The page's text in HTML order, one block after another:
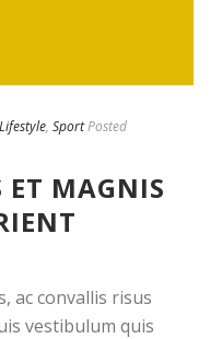
Lifestyle, SportPosted
ET MAGNIS
ac convallis risus
vestibulum quis